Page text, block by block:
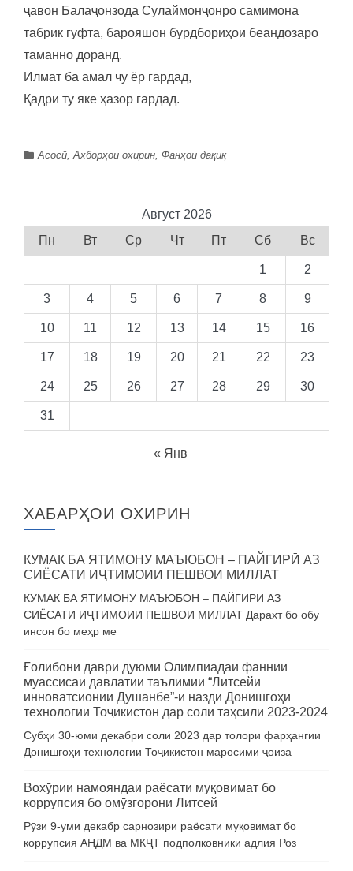
ҷавон Балаҷонзода Сулаймонҷонро самимона
табрик гуфта, барояшон бурдбориҳои беандозаро
таманно доранд.
Илмат ба амал чу ёр гардад,
Қадри ту яке ҳазор гардад.
Асосӣ,Ахборҳои охирин, Фанҳои дақиқ
Август 2026
Пн
Вт Ср Чт Пт Сб Вс
1 2
3 4 5 6 7 8 9
10 11 12 13 14 15 16
17 18 19 20 21 22 23
24 25 26 27 28 29 30
31
« Янв
ХАБАРҲОИ ОХИРИН
КУМАК БА ЯТИМОНУ МАЪЮБОН – ПАЙГИРӢ АЗ
СИЁСАТИ ИҶТИМОИИ ПЕШВОИ МИЛЛАТ
КУМАК БА ЯТИМОНУ МАЪЮБОН – ПАЙГИРӢ АЗ
СИЁСАТИ ИҶТИМОИИ ПЕШВОИ МИЛЛАТ Дарахт бо обу
инсон бо меҳр ме
Ғолибони даври дуюми Олимпиадаи фаннии
муассисаи давлатии таълимии “Литсейи
инноватсионии Душанбе”-и назди Донишгоҳи
технологии Тоҷикистон дар соли таҳсили 2023-2024
Субҳи 30-юми декабри соли 2023 дар толори фарҳангии
Донишгоҳи технологии Тоҷикистон маросими ҷоиза
Вохӯрии намояндаи раёсати муқовимат бо
коррупсия бо омӯзгорони Литсей
Рӯзи 9-уми декабр сарнозири раёсати муқовимат бо
коррупсия АНДМ ва МКҶТ подполковники адлия Роз